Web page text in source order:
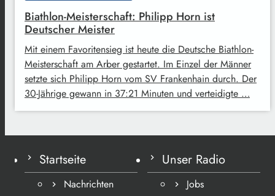
Biathlon-Meisterschaft: Philipp Horn ist
Deutscher Meister
Mit einem Favoritensieg ist heute die Deutsche Biathlon-
Meisterschaft am Arber gestartet. Im Einzel der Männer
setzte sich Philipp Horn vom SV Frankenhain durch. Der
30-Jährige gewann in 37:21 Minuten und verteidigte …
Startseite
Nachrichten
Unser Radio
Jobs